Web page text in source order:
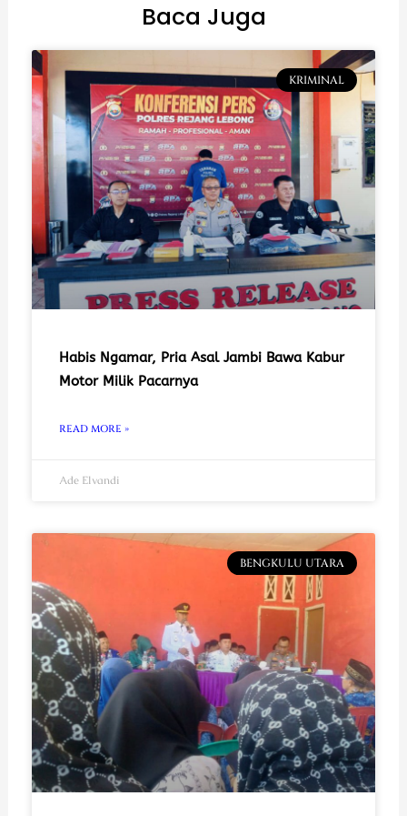
Baca Juga
KRIMINAL
Habis Ngamar, Pria Asal Jambi Bawa Kabur
Motor Milik Pacarnya
READ MORE »
Ade Elvandi
BENGKULU UTARA